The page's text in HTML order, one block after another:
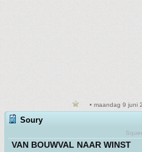
• maandag 9 juni
Soury
VAN BOUWVAL NAAR WINST